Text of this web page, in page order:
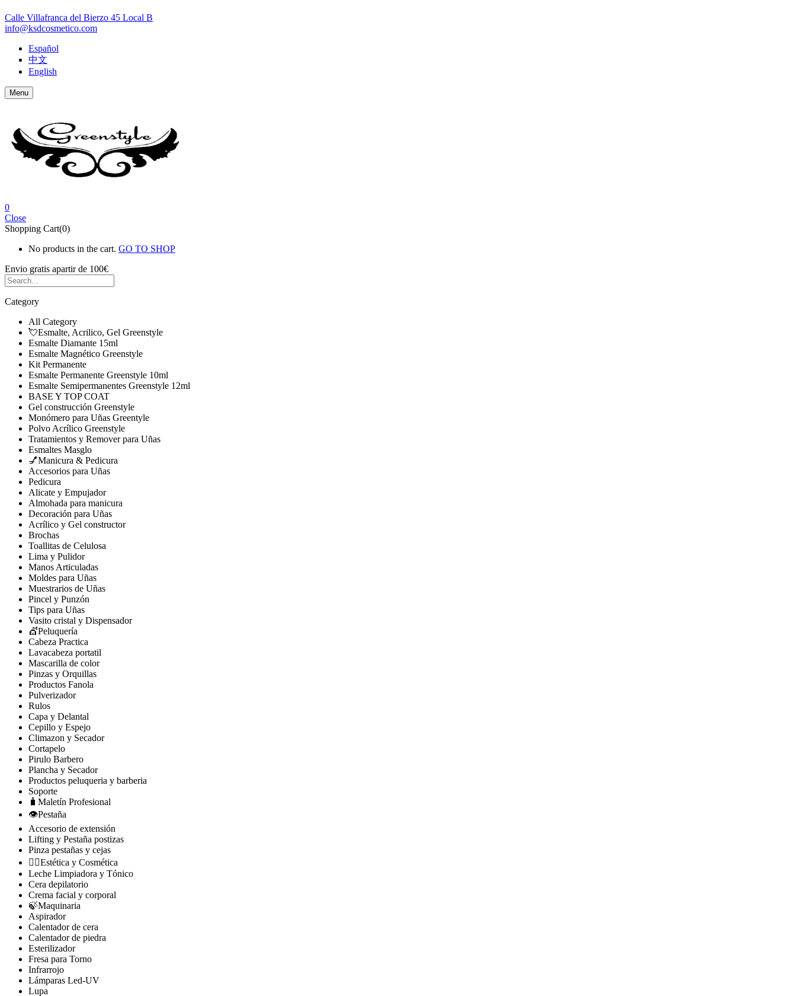
Calle Villafranca del Bierzo 45 Local B
info@ksdcosmetico.com
Español
中文
English
Menu
0
Close
Shopping Cart(0)
No products in the cart. GO TO SHOP
Envio gratis apartir de 100€
Category
All Category
💘Esmalte, Acrilico, Gel Greenstyle
Esmalte Diamante 15ml
Esmalte Magnético Greenstyle
Kit Permanente
Esmalte Permanente Greenstyle 10ml
Esmalte Semipermanentes Greenstyle 12ml
BASE Y TOP COAT
Gel construcción Greenstyle
Monómero para Uñas Greentyle
Polvo Acrílico Greenstyle
Tratamientos y Remover para Uñas
Esmaltes Masglo
💅Manicura & Pedicura
Accesorios para Uñas
Pedicura
Alicate y Empujador
Almohada para manicura
Decoración para Uñas
Acrílico y Gel constructor
Brochas
Toallitas de Celulosa
Lima y Pulidor
Manos Articuladas
Moldes para Uñas
Muestrarios de Uñas
Pincel y Punzón
Tips para Uñas
Vasito cristal y Dispensador
💇Peluquería
Cabeza Practica
Lavacabeza portatil
Mascarilla de color
Pinzas y Orquillas
Productos Fanola
Pulverizador
Rulos
Capa y Delantal
Cepillo y Espejo
Climazon y Secador
Cortapelo
Pirulo Barbero
Plancha y Secador
Productos peluqueria y barberia
Soporte
🧳Maletín Profesional
👁️Pestaña
Accesorio de extensión
Lifting y Pestaña postizas
Pinza pestañas y cejas
🧘‍♀️Estética y Cosmética
Leche Limpiadora y Tónico
Cera depilatorio
Crema facial y corporal
🍃Maquinaria
Aspirador
Calentador de cera
Calentador de piedra
Esterilizador
Fresa para Torno
Infrarrojo
Lámparas Led-UV
Lupa